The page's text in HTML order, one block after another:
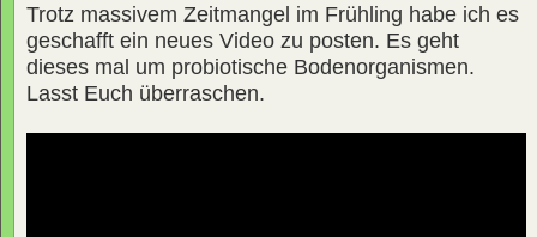
Trotz massivem Zeitmangel im Frühling habe ich es
geschafft ein neues Video zu posten. Es geht
dieses mal um probiotische Bodenorganismen.
Lasst Euch überraschen.